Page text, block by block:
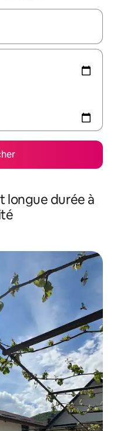
les flèches vers le
longue durée à